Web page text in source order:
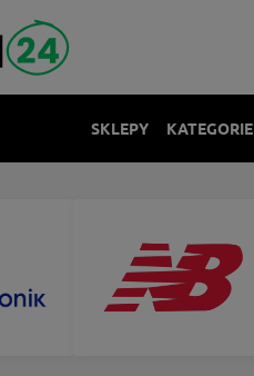
SKLEPY KATEGORIE